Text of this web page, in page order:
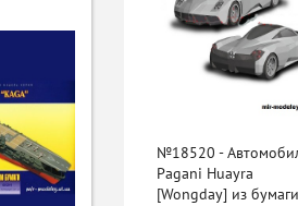
№18520 -
Pagani Huayra
[Wongday] из бумаги